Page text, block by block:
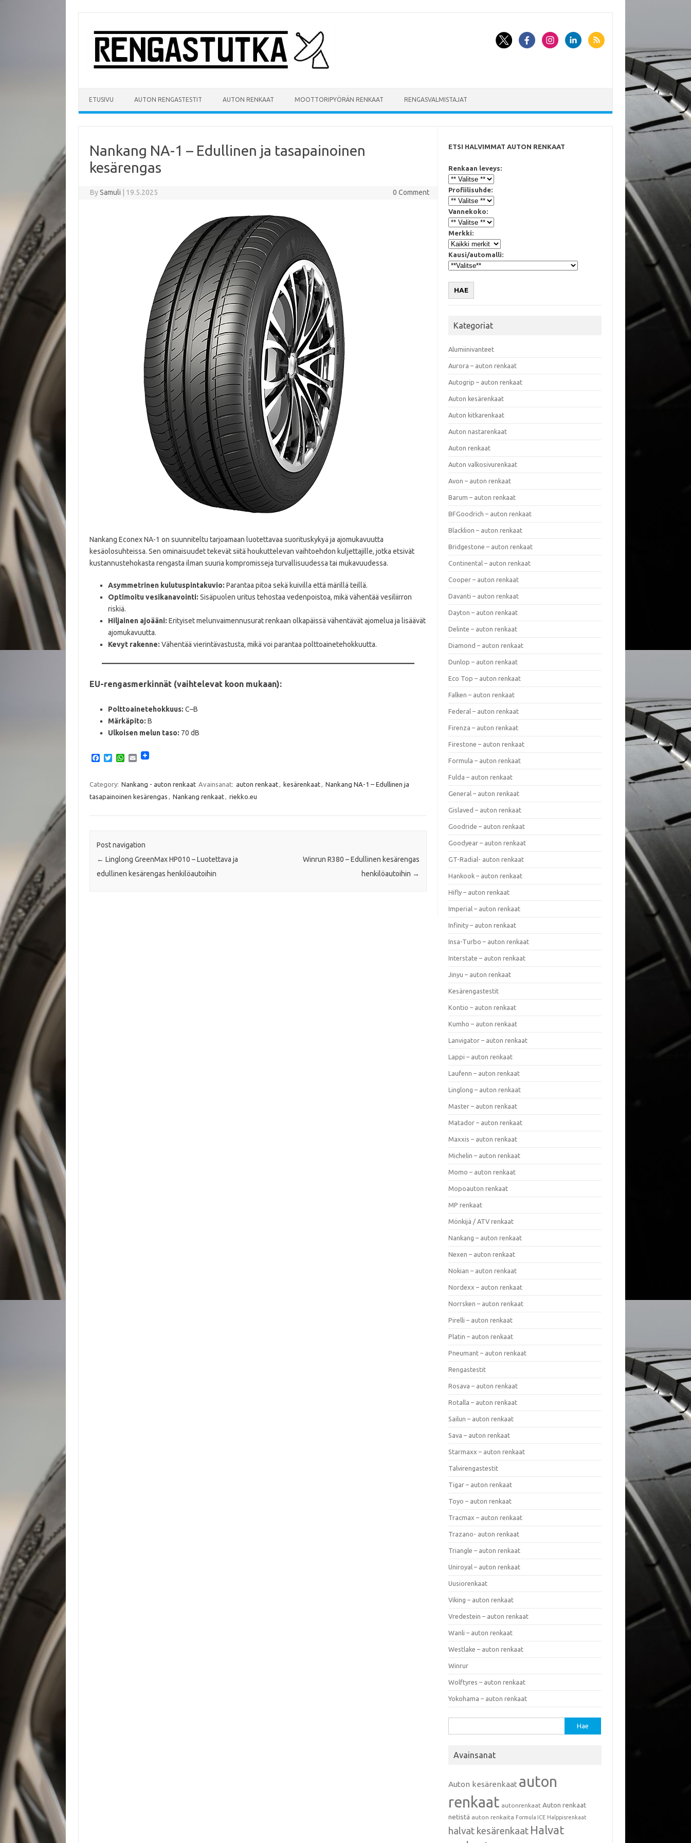
content
ETUSIVU AUTON RENGASTESTIT AUTON RENKAAT MOOTTORIPYÖRÄN RENKAAT RENGASVALMISTAJAT
Nankang NA-1 – Edullinen ja tasapainoinen
kesärengas​
BySamuli 19.5.2025 0 Comment
Nankang Econex NA-1 on suunniteltu tarjoamaan luotettavaa suorituskykyä ja ajomukavuutta
kesäolosuhteissa. Sen ominaisuudet tekevät siitä houkuttelevan vaihtoehdon kuljettajille, jotka etsivät
kustannustehokasta rengasta ilman suuria kompromisseja turvallisuudessa tai mukavuudessa.​
Asymmetrinen kulutuspintakuvio: Parantaa pitoa sekä kuivilla että märillä teillä.
Optimoitu vesikanavointi: Sisäpuolen uritus tehostaa vedenpoistoa, mikä vähentää vesiliirron
riskiä.​
Hiljainen ajoääni: Erityiset melunvaimennusurat renkaan olkapäissä vähentävät ajomelua ja lisäävät
ajomukavuutta.​
Kevyt rakenne: Vähentää vierintävastusta, mikä voi parantaa polttoainetehokkuutta.​
EU-rengasmerkinnät (vaihtelevat koon mukaan):
Polttoainetehokkuus: C–B​
Märkäpito: B​
Ulkoisen melun taso: 70 dB​
F
e
b
o
T
t
t
e
W
t
A
E
i
Category: Nankang - auton renkaat Avainsanat: auton renkaat, kesärenkaat, Nankang NA-1 – Edullinen ja
tasapainoinen kesärengas​ , Nankang renkaat, riekko.eu
Post navigation
← Linglong GreenMax HP010 – Luotettava ja
edullinen kesärengas henkilöautoihin​
Winrun R380 – Edullinen kesärengas
henkilöautoihin​ →
ETSI HALVIMMAT AUTON RENKAAT
Renkaan leveys:
Profiilisuhde:
Vannekoko:
Merkki:
Kausi/automalli:
HAE
Kategoriat
Alumiinivanteet
Aurora – auton renkaat
Autogrip – auton renkaat
Auton kesärenkaat
Auton kitkarenkaat
Auton nastarenkaat
Auton renkaat
Auton valkosivurenkaat
Avon – auton renkaat
Barum – auton renkaat
BFGoodrich – auton renkaat
Blacklion – auton renkaat
Bridgestone – auton renkaat
Continental – auton renkaat
Cooper – auton renkaat
Davanti – auton renkaat
Dayton – auton renkaat
Delinte – auton renkaat
Diamond – auton renkaat
Dunlop – auton renkaat
Eco Top – auton renkaat
Falken – auton renkaat
Federal – auton renkaat
Firenza – auton renkaat
Firestone – auton renkaat
Formula – auton renkaat
Fulda – auton renkaat
General – auton renkaat
Gislaved – auton renkaat
Goodride – auton renkaat
Goodyear – auton renkaat
GT-Radial- auton renkaat
Hankook – auton renkaat
Hifly – auton renkaat
Imperial – auton renkaat
Infinity – auton renkaat
Insa-Turbo – auton renkaat
Interstate – auton renkaat
Jinyu – auton renkaat
Kesärengastestit
Kontio – auton renkaat
Kumho – auton renkaat
Lanvigator – auton renkaat
Lappi – auton renkaat
Laufenn – auton renkaat
Linglong – auton renkaat
Master – auton renkaat
Matador – auton renkaat
Maxxis – auton renkaat
Michelin – auton renkaat
Momo – auton renkaat
Mopoauton renkaat
MP renkaat
Mönkijä / ATV renkaat
Nankang – auton renkaat
Nexen – auton renkaat
Nokian – auton renkaat
Nordexx – auton renkaat
Norrsken – auton renkaat
Pirelli – auton renkaat
Platin – auton renkaat
Pneumant – auton renkaat
Rengastestit
Rosava – auton renkaat
Rotalla – auton renkaat
Sailun – auton renkaat
Sava – auton renkaat
Starmaxx – auton renkaat
Talvirengastestit
Tigar – auton renkaat
Toyo – auton renkaat
Tracmax – auton renkaat
Trazano- auton renkaat
Triangle – auton renkaat
Uniroyal – auton renkaat
Uusiorenkaat
Viking – auton renkaat
Vredestein – auton renkaat
Wanli – auton renkaat
Westlake – auton renkaat
Winrur
Wolftyres – auton renkaat
Yokohama – auton renkaat
Avainsanat
Auton kesärenkaat auton
renkaat autonrenkaat Auton renkaat
netistä auton renkaita Formula ICE Halppisrenkaat
halvat kesärenkaat Halvat